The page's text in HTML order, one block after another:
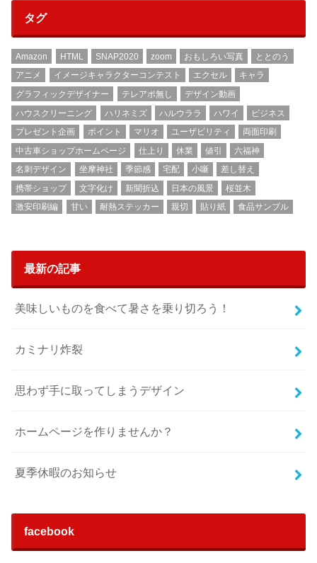
タグ
Amazon HTML SNAP2020 zoom おもしろい写真
ととのう
アニメ
イメージキャラクターコンテスト エクセル
キャラ
グラフィックデザイナー
テレアポ無し
デザイン動画
ハウスクリーニング
ハリネミズ ハルウララ ハワイ
ビジネス
プレゼント企画
ポイント マリオ ユーザビリティ
両面印刷
中古車ショップホームページ
仕上り 休業 値引
六福神
名刺デザイン
坐摩神社 季節感 宅配 小噺
差し替え
携帯ショップ
文字化け 新聞折込 日本の風景
桜並木
激安印刷編
甘い 耐熱ステッカー 親切 貼り紙 食品サンプル
最新の記事
美味しいものを食べて暑さを乗り切ろう！
カミナリ炸裂
思わず手に取ってしまうデザイン
ホームページを作りませんか？
夏季休暇のお知らせ
facebook